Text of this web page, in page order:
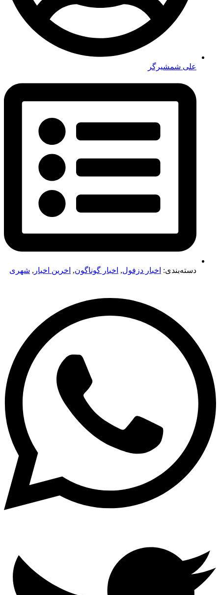
علی شمشیرگر
دسته‌بندی: اخبار دزفول, اخبار گوناگون, اخرین اخبار , شهری